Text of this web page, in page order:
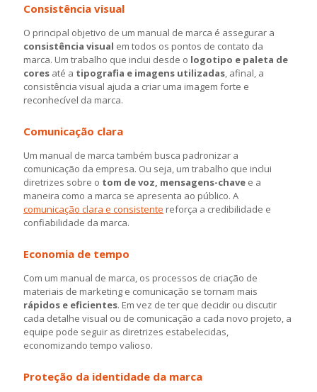
Consistência visual
O principal objetivo de um manual de marca é assegurar a
consistência visual em todos os pontos de contato da
marca. Um trabalho que inclui desde o logotipo e paleta de
cores até a tipografia e imagens utilizadas, afinal, a
consistência visual ajuda a criar uma imagem forte e
reconhecível da marca.
Comunicação clara
Um manual de marca também busca padronizar a
comunicação da empresa. Ou seja, um trabalho que inclui
diretrizes sobre o tom de voz, mensagens-chave e a
maneira como a marca se apresenta ao público. A
comunicação clara e consistente reforça a credibilidade e
confiabilidade da marca.
Economia de tempo
Com um manual de marca, os processos de criação de
materiais de marketing e comunicação se tornam mais
rápidos e eficientes. Em vez de ter que decidir ou discutir
cada detalhe visual ou de comunicação a cada novo projeto, a
equipe pode seguir as diretrizes estabelecidas,
economizando tempo valioso.
Proteção da identidade da marca